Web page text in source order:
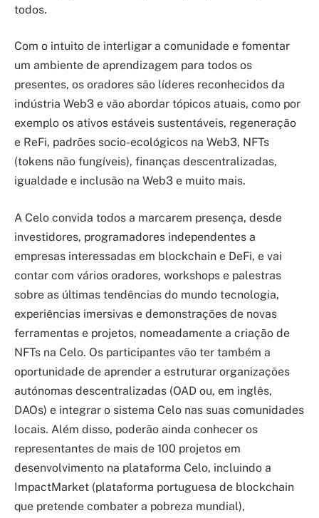
todos.
Com o intuito de interligar a comunidade e fomentar
um ambiente de aprendizagem para todos os
presentes, os oradores são líderes reconhecidos da
indústria Web3 e vão abordar tópicos atuais, como por
exemplo os ativos estáveis sustentáveis, regeneração
e ReFi, padrões socio-ecológicos na Web3, NFTs
(tokens não fungíveis), finanças descentralizadas,
igualdade e inclusão na Web3 e muito mais.
A Celo convida todos a marcarem presença, desde
investidores, programadores independentes a
empresas interessadas em blockchain e DeFi, e vai
contar com vários oradores, workshops e palestras
sobre as últimas tendências do mundo tecnologia,
experiências imersivas e demonstrações de novas
ferramentas e projetos, nomeadamente a criação de
NFTs na Celo. Os participantes vão ter também a
oportunidade de aprender a estruturar organizações
autónomas descentralizadas (OAD ou, em inglês,
DAOs) e integrar o sistema Celo nas suas comunidades
locais. Além disso, poderão ainda conhecer os
representantes de mais de 100 projetos em
desenvolvimento na plataforma Celo, incluindo a
ImpactMarket (plataforma portuguesa de blockchain
que pretende combater a pobreza mundial),